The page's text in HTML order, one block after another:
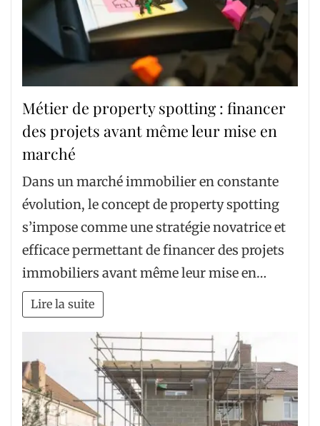
Métier de property spotting : financer
des projets avant même leur mise en
marché
Dans un marché immobilier en constante
évolution, le concept de property spotting
s’impose comme une stratégie novatrice et
efficace permettant de financer des projets
immobiliers avant même leur mise en…
Lire la suite